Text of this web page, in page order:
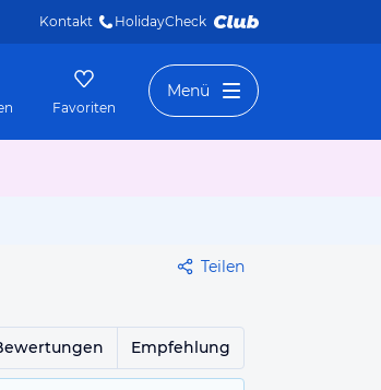
Kontakt HolidayCheck
Favoriten
Menü
Teilen
Empfehlung